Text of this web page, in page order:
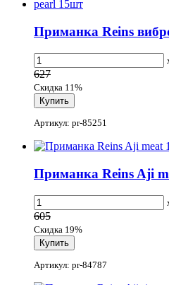
Приманка Reins
627
Скидка 11%
Артикул: pr-85251
Приманка Reins Aji
605
Скидка 19%
Артикул: pr-84787